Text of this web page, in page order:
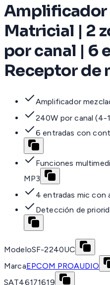
Amplificador
Matricial | 2
por canal | 6
Receptor de
Amplificador
240W por canal (4-
6 entradas con
Funciones
MP3
4 entradas mic con
Detección de
ModeloSF-2240UC
MarcaEPCOM PROAUDIO
SAT46171619